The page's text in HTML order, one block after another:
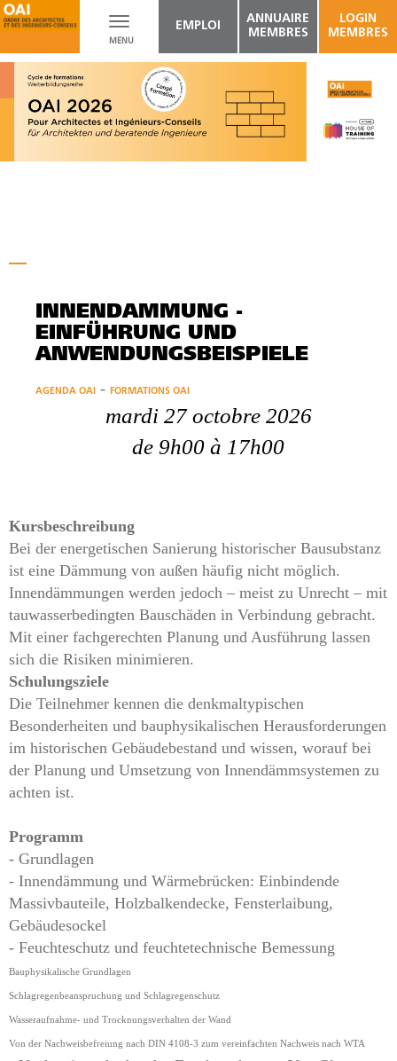
Toggle
navigation
MENU
EMPLOI
ANNUAIRE
MEMBRES
LOGIN
MEMBRES
INNENDÄMMUNG -
EINFÜHRUNG UND
ANWENDUNGSBEISPIELE
AGENDA OAI - FORMATIONS OAI
mardi 27 octobre 2026
de 9h00 à 17h00
Kursbeschreibung
Bei der energetischen Sanierung historischer Bausubstanz
ist eine Dämmung von außen häufig nicht möglich.
Innendämmungen werden jedoch – meist zu Unrecht – mit
tauwasserbedingten Bauschäden in Verbindung gebracht.
Mit einer fachgerechten Planung und Ausführung lassen
sich die Risiken minimieren.
Schulungsziele
Die Teilnehmer kennen die denkmaltypischen
Besonderheiten und bauphysikalischen Herausforderungen
im historischen Gebäudebestand und wissen, worauf bei
der Planung und Umsetzung von Innendämmsystemen zu
achten ist.
Programm
- Grundlagen
- Innendämmung und Wärmebrücken: Einbindende
Massivbauteile, Holzbalkendecke, Fensterlaibung,
Gebäudesockel
- Feuchteschutz und feuchtetechnische Bemessung
Bauphysikalische Grundlagen
Schlagregenbeanspruchung und Schlagregenschutz
Wasseraufnahme- und Trocknungsverhalten der Wand
Von der Nachweisbefreiung nach DIN 4108-3 zum vereinfachten Nachweis nach WTA